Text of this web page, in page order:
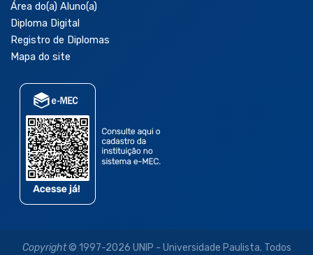
Área do(a) Aluno(a)
Diploma Digital
Registro de Diplomas
Mapa do site
Copyright© 1997-2026 UNIP - Universidade Paulista. Todos